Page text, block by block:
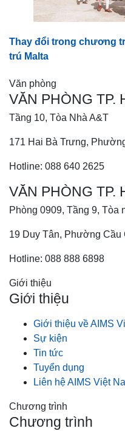
Thay đổi trong chương
trú Malta
Văn phòng
VĂN PHÒNG TP.
Tầng 10, Tòa Nhà A&T
171 Hai Bà Trưng,
Hotline: 088 640 2625
VĂN PHÒNG TP.
Phòng 0909, Tầng 9, Tòa
19 Duy Tân, Phường Cầu
Hotline: 088 888 6898
Giới thiệu
Giới thiệu
Giới thiệu về AIMS
Sự kiện
Tin tức
Tuyển dụng
Liên hệ AIMS Việt
Chương trình
Chương trình